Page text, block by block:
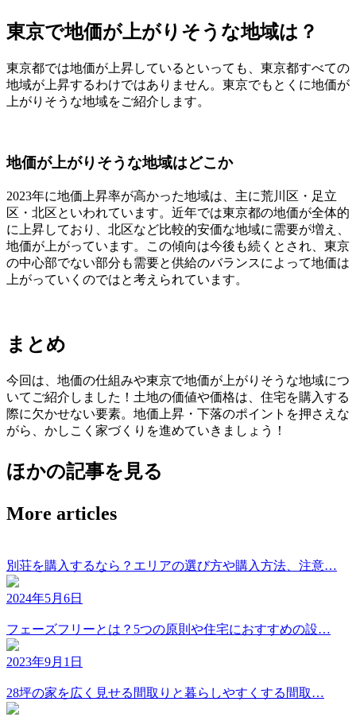
東京で地価が上がりそうな地域は？
東京都では地価が上昇しているといっても、東京都すべての
地域が上昇するわけではありません。東京でもとくに地価が
上がりそうな地域をご紹介します。
地価が上がりそうな地域はどこか
2023年に地価上昇率が高かった地域は、主に荒川区・足立
区・北区といわれています。近年では東京都の地価が全体的
に上昇しており、北区など比較的安価な地域に需要が増え、
地価が上がっています。この傾向は今後も続くとされ、東京
の中心部でない部分も需要と供給のバランスによって地価は
上がっていくのではと考えられています。
まとめ
今回は、地価の仕組みや東京で地価が上がりそうな地域につ
いてご紹介しました！土地の価値や価格は、住宅を購入する
際に欠かせない要素。地価上昇・下落のポイントを押さえな
がら、かしこく家づくりを進めていきましょう！
ほかの記事を見る
More articles
別荘を購入するなら？エリアの選び方や購入方法、注意…
2024年5月6日
フェーズフリーとは？5つの原則や住宅におすすめの設…
2023年9月1日
28坪の家を広く見せる間取りと暮らしやすくする間取…